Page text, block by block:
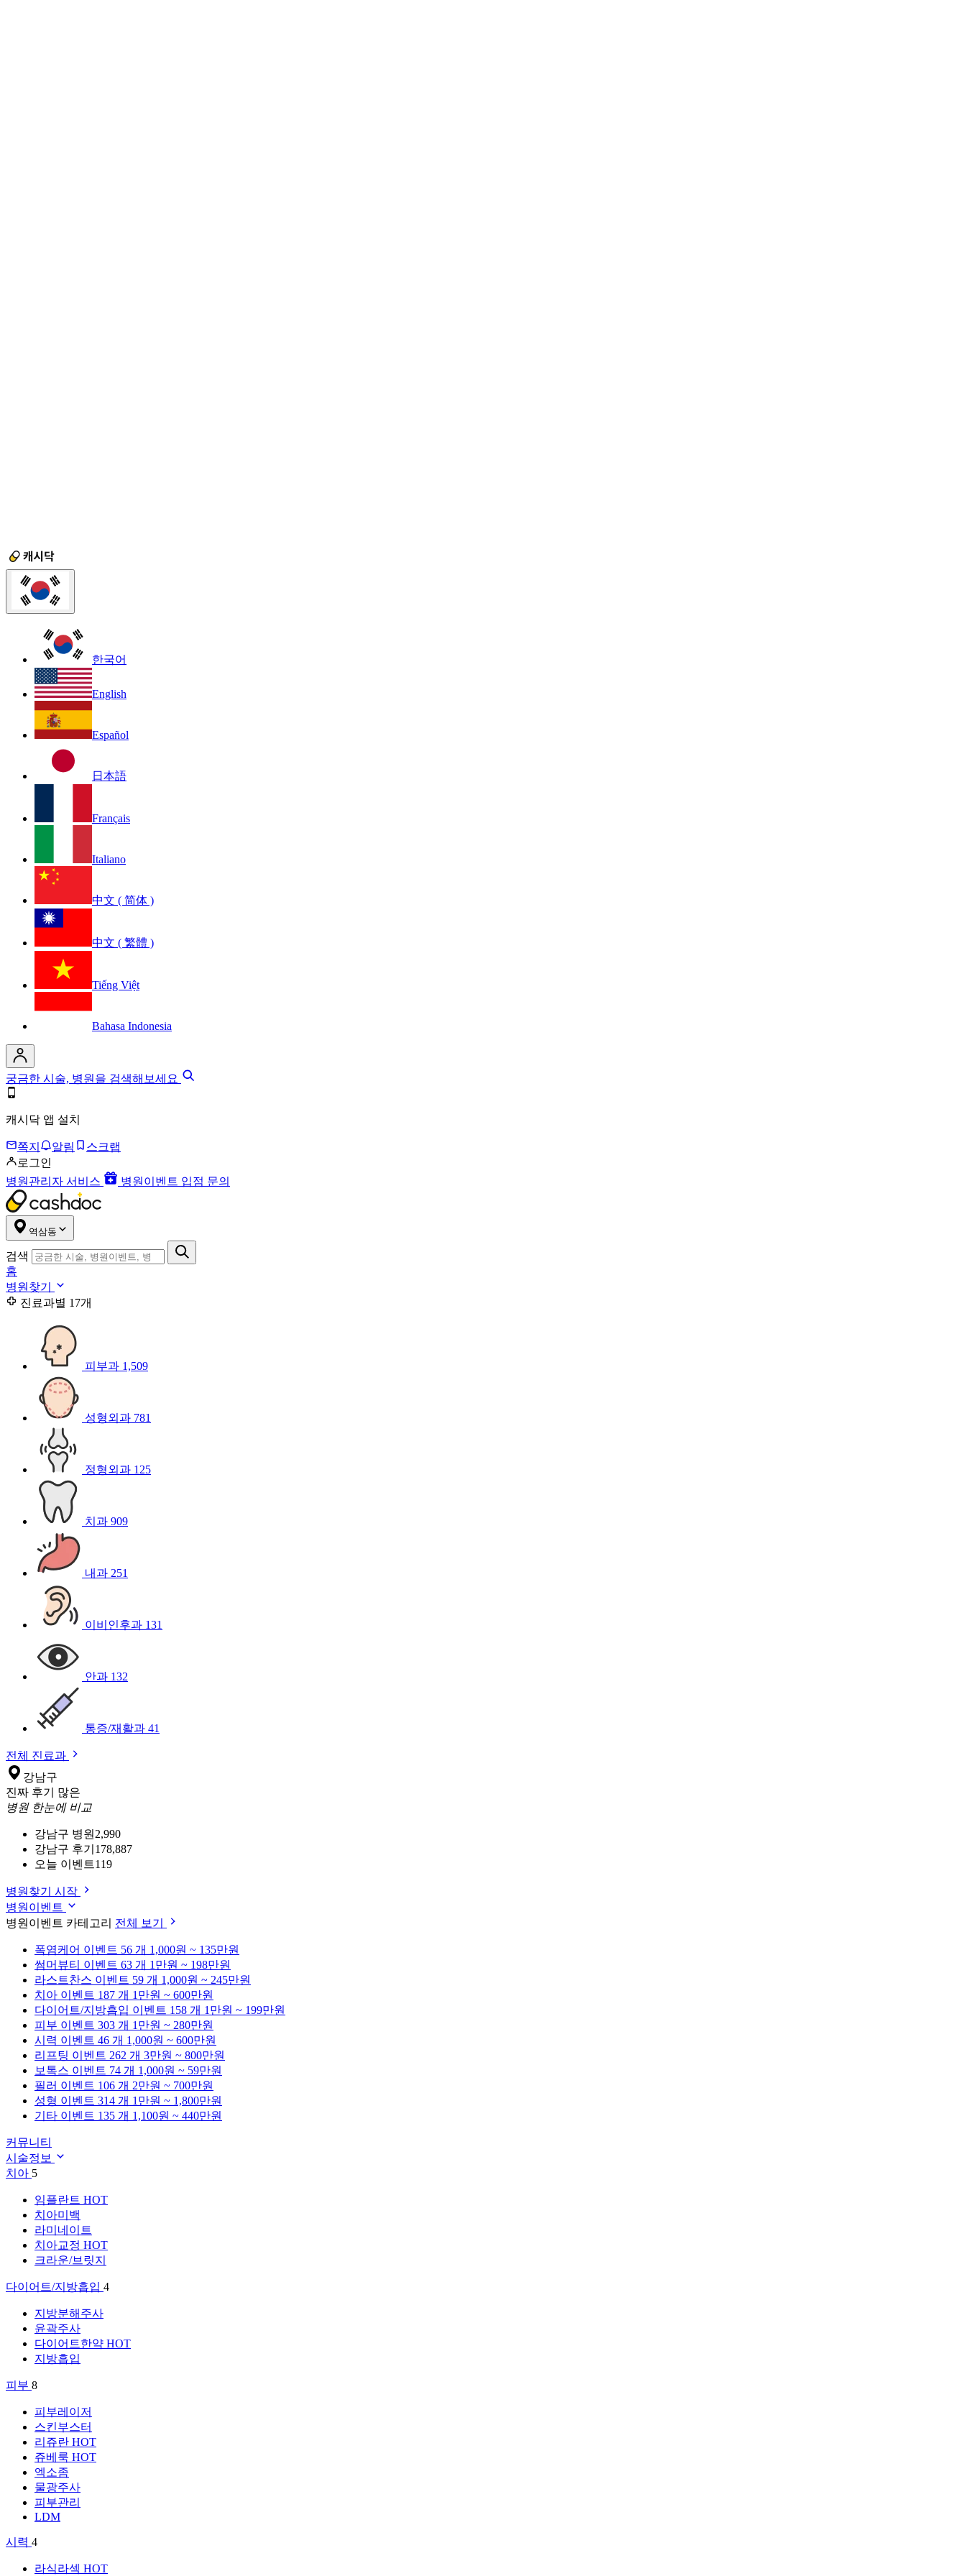
한국어
English
Español
日本語
Français
Italiano
中文 ( 简体 )
中文 ( 繁體 )
Tiếng Việt
Bahasa Indonesia
궁금한 시술, 병원을 검색해보세요
캐시닥 앱 설치
쪽지 알림
스크랩
로그인
병원관리자 서비스
병원이벤트 입점 문의
역삼동
검색
홈
병원찾기
진료과별 17개
피부과 1,509
성형외과 781
정형외과 125
치과 909
내과 251
이비인후과 131
안과 132
통증/재활과 41
전체 진료과
강남구
진짜 후기 많은
병원 한눈에 비교
강남구 병원 2,990
강남구 후기 178,887
오늘 이벤트119
병원찾기 시작
병원이벤트
병원이벤트 카테고리 전체 보기
폭염케어 이벤트 56 개 1,000원 ~ 135만원
썸머뷰티 이벤트 63 개 1만원 ~ 198만원
라스트찬스 이벤트 59 개 1,000원 ~ 245만원
치아 이벤트 187 개 1만원 ~ 600만원
다이어트/지방흡입 이벤트 158 개 1만원 ~ 199만원
피부 이벤트 303 개 1만원 ~ 280만원
시력 이벤트 46 개 1,000원 ~ 600만원
리프팅 이벤트 262 개 3만원 ~ 800만원
보톡스 이벤트 74 개 1,000원 ~ 59만원
필러 이벤트 106 개 2만원 ~ 700만원
성형 이벤트 314 개 1만원 ~ 1,800만원
기타 이벤트 135 개 1,100원 ~ 440만원
커뮤니티
시술정보
치아 5
임플란트 HOT
치아미백
라미네이트
치아교정 HOT
크라운/브릿지
다이어트/지방흡입 4
지방분해주사
윤곽주사
다이어트한약 HOT
지방흡입
피부 8
피부레이저
스킨부스터
리쥬란 HOT
쥬베룩 HOT
엑소좀
물광주사
피부관리
LDM
시력 4
라식라섹 HOT